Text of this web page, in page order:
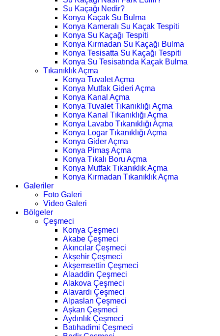
Su Kaçağı Nedir?
Konya Kaçak Su Bulma
Konya Kameralı Su Kaçak Tespiti
Konya Su Kaçağı Tespiti
Konya Kırmadan Su Kaçağı Bulma
Konya Tesisatta Su Kaçağı Tespiti
Konya Su Tesisatında Kaçak Bulma
Tıkanıklık Açma
Konya Tuvalet Açma
Konya Mutfak Gideri Açma
Konya Kanal Açma
Konya Tuvalet Tıkanıklığı Açma
Konya Kanal Tıkanıklığı Açma
Konya Lavabo Tıkanıklığı Açma
Konya Logar Tıkanıklığı Açma
Konya Gider Açma
Konya Pimaş Açma
Konya Tıkalı Boru Açma
Konya Mutfak Tıkanıklık Açma
Konya Kırmadan Tıkanıklık Açma
Galeriler
Foto Galeri
Video Galeri
Bölgeler
Çeşmeci
Konya Çeşmeci
Akabe Çeşmeci
Akıncılar Çeşmeci
Akşehir Çeşmeci
Akşemsettin Çeşmeci
Alaaddin Çeşmeci
Alakova Çeşmeci
Alavardı Çeşmeci
Alpaslan Çeşmeci
Aşkan Çeşmeci
Aydınlık Çeşmeci
Batıhadimi Çeşmeci